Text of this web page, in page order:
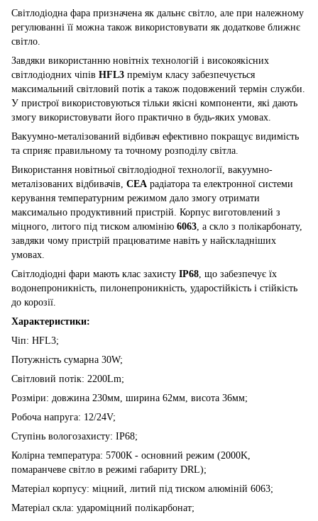
Світлодіодна фара призначена як дальнє світло, але при належному
регулюванні її можна також використовувати як додаткове ближнє
світло.
Завдяки використанню новітніх технологій і високоякісних
світлодіодних чіпів HFL3 преміум класу забезпечується
максимальний світловий потік а також подовжений термін служби.
У пристрої використовуються тільки якісні компоненти, які дають
змогу використовувати його практично в будь-яких умовах.
Вакуумно-металізований відбивач ефективно покращує видимість
та сприяє правильному та точному розподілу світла.
Використання новітньої світлодіодної технології, вакуумно-
металізованих відбивачів, CEA радіатора та електронної системи
керування температурним режимом дало змогу отримати
максимально продуктивний пристрій. Корпус виготовлений з
міцного, литого під тиском алюмінію 6063 , а скло з полікарбонату,
завдяки чому пристрій працюватиме навіть у найскладніших
умовах.
Світлодіодні фари мають клас захисту IP68 , що забезпечує їх
водонепроникність, пилонепроникність, ударостійкість і стійкість
до корозії.
Характеристики:
Чіп: HFL3;
Потужність сумарна 30W;
Світловий потік: 2200Lm;
Розміри: довжина 230мм, ширина 62мм, висота 36мм;
Робоча напруга: 12/24V;
Ступінь вологозахисту: IP68;
Колірна температура: 5700К - основний режим (2000K,
помаранчеве світло в режимі габариту DRL);
Матеріал корпусу: міцний, литий під тиском алюміній 6063;
Матеріал скла: удароміцний полікарбонат;